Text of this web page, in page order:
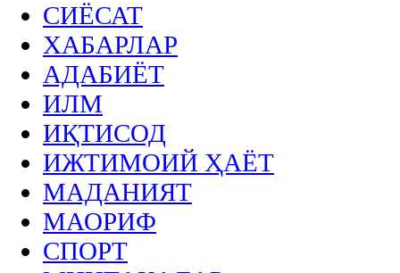
СИЁСАТ
ХАБАРЛАР
АДАБИЁТ
ИЛМ
ИҚТИСОД
ИЖТИМОИЙ ҲАЁТ
МАДАНИЯТ
МАОРИФ
СПОРТ